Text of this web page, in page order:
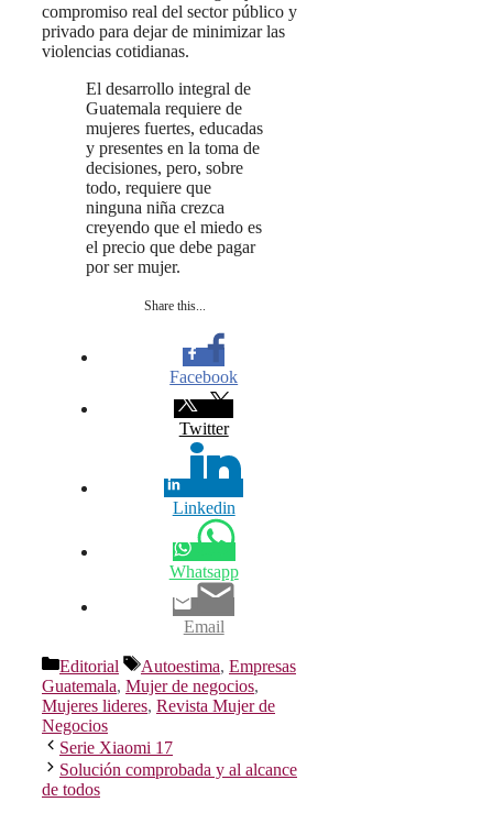
compromiso real del sector público y
privado para dejar de minimizar las
violencias cotidianas.
El desarrollo integral de
Guatemala requiere de
mujeres fuertes, educadas
y presentes en la toma de
decisiones, pero, sobre
todo, requiere que
ninguna niña crezca
creyendo que el miedo es
el precio que debe pagar
por ser mujer.
Share this...
Facebook
Twitter
Linkedin
Whatsapp
Email
Categorías
Editorial Etiquetas
Autoestima, Empresas
Guatemala, Mujer de negocios,
Mujeres lideres, Revista Mujer de
Negocios
Serie Xiaomi 17
Solución comprobada y al alcance
de todos